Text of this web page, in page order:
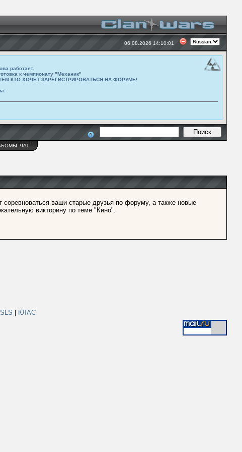
06.08.2026 14:10:01
работает.
к чемпионату "Механик"
КТО ХОЧЕТ ЗАРЕГИСТРИРОВАТЬСЯ НА ФОРУМЕ!
ЧАТ
ваши старые друзья по форуму, а также новые
викторину по теме "Кино".
SLS КЛАС